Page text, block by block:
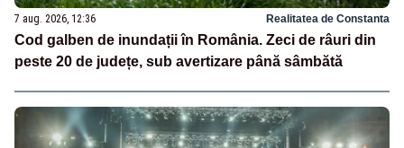
7 aug. 2026, 12:36 Realitatea de Constanta
Cod galben de inundații în România. Zeci de râuri din
peste 20 de județe, sub avertizare până sâmbătă